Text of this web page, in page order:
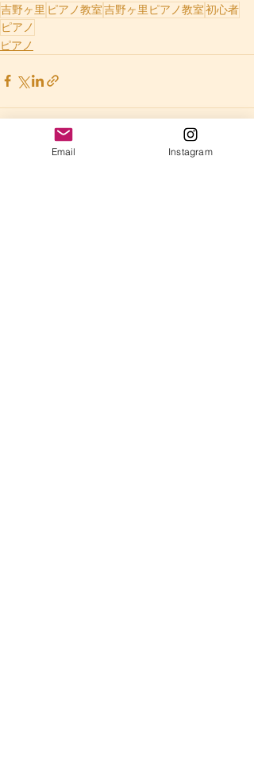
吉野ヶ里 ピアノ教室吉野ヶ里ピアノ教室初心者
ピアノ
ピアノ
Email Instagram